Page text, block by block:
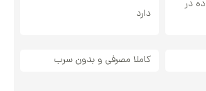
کاملا مصرفی و بدون سرب